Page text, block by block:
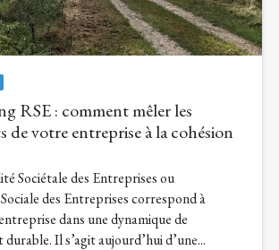
RSE : comment mêler les
de votre entreprise à la cohésion
Sociétale des Entreprises ou
des Entreprises correspond à
dans une dynamique de
Il s’agit aujourd’hui d’une...